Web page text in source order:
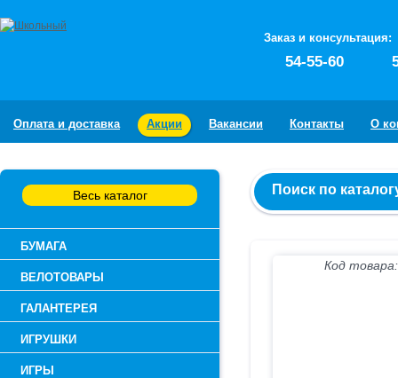
Заказ и консультация:
54-55-60
Оплата и доставка Акции Вакансии Контакты О
Весь каталог
БУМАГА
ВЕЛОТОВАРЫ
ГАЛАНТЕРЕЯ
ИГРУШКИ
ИГРЫ
Поиск по
Код